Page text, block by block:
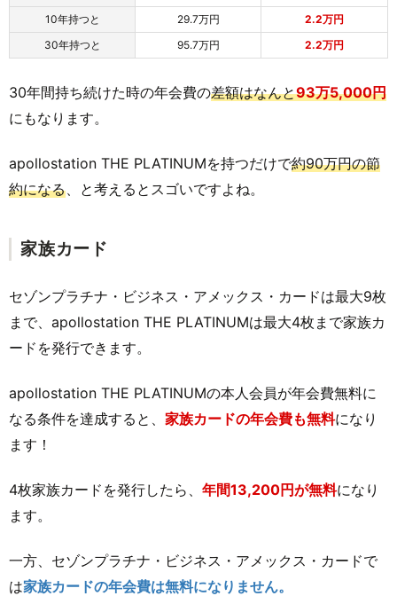
10年持つと 29.7万円
2.2万円
30年持つと
95.7万円 2.2万円
30年間持ち続けた時の年会費の差額はなんと93万5,000円
にもなります。
apollostation THE PLATINUMを持つだけで約90万円の節
約になる 、と考えるとスゴいですよね。
家族カード
セゾンプラチナ・ビジネス・アメックス・カードは最大9枚
まで、apollostation THE PLATINUMは最大4枚まで家族カ
ードを発行できます。
apollostation THE PLATINUMの本人会員が年会費無料に
なる条件を達成すると、 家族カードの年会費も無料になり
ます！
4枚家族カードを発行したら、 年間13,200円が無料になり
ます。
一方、セゾンプラチナ・ビジネス・アメックス・カードで
は家族カードの年会費は無料になりません。